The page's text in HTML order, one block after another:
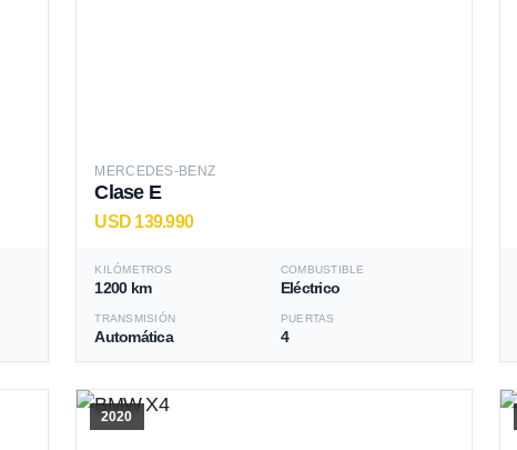
MERCEDES-BENZ
Clase E
USD 139.990
KILÓMETROS
1200 km
COMBUSTIBLE
Eléctrico
TRANSMISIÓN
Automática
PUERTAS
4
2020